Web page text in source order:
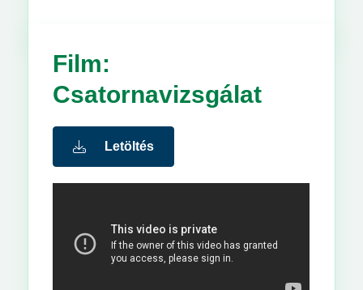
Film:
Csatornavizsgálat
Letöltés